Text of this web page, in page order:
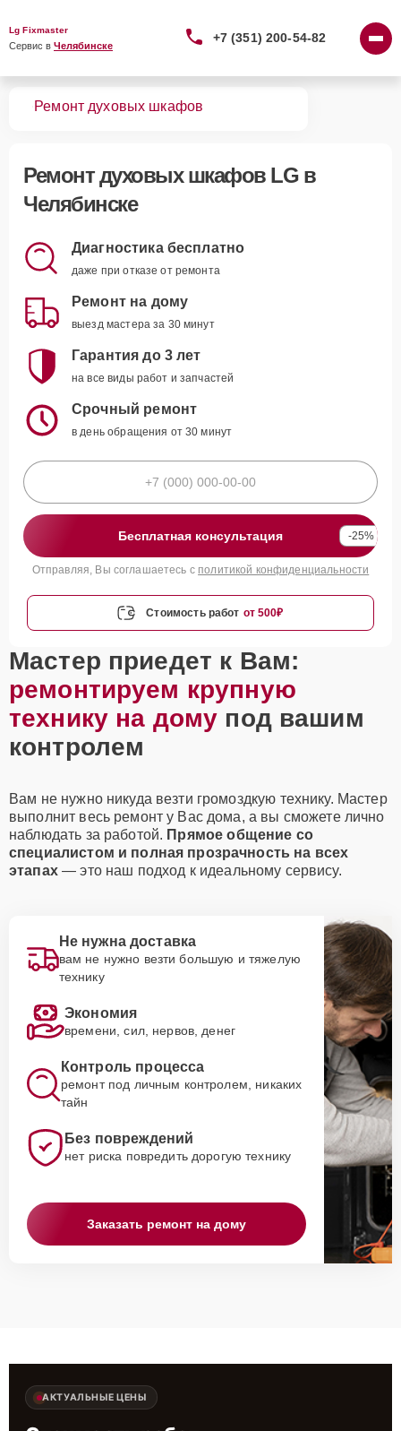
Lg Fixmaster
Сервис в Челябинске
+7 (351) 200-54-82
Ремонт духовых шкафов
Ремонтдуховых шкафов LGв
Челябинске
Диагностика бесплатно
даже при отказе от ремонта
Ремонт на дому
выезд мастера за 30 минут
Гарантия до 3 лет
на все виды работ и запчастей
Срочный ремонт
в день обращения от 30 минут
Бесплатная консультация -25%
Отправляя, Вы соглашаетесь с политикой конфиденциальности
Стоимость работ от 500₽
Мастер приедет к Вам:
ремонтируем крупную
технику на дому под вашим
контролем
Вам не нужно никуда везти громоздкую технику. Мастер
выполнит весь ремонт у Вас дома, а вы сможете лично
наблюдать за работой. Прямое общение со
специалистом и полная прозрачность на всех
этапах— это наш подход к идеальному сервису.
Не нужна доставка
вам не нужно везти большую и тяжелую
технику
Экономия
времени, сил, нервов, денег
Контроль процесса
ремонт под личным контролем, никаких
тайн
Без повреждений
нет риска повредить дорогую технику
Заказать ремонт на дому
АКТУАЛЬНЫЕ ЦЕНЫ